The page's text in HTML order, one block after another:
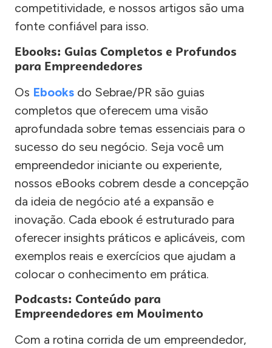
competitividade, e nossos artigos são uma
fonte confiável para isso.
Ebooks: Guias Completos e Profundos
para Empreendedores
Os Ebooks do Sebrae/PR são guias
completos que oferecem uma visão
aprofundada sobre temas essenciais para o
sucesso do seu negócio. Seja você um
empreendedor iniciante ou experiente,
nossos eBooks cobrem desde a concepção
da ideia de negócio até a expansão e
inovação. Cada ebook é estruturado para
oferecer insights práticos e aplicáveis, com
exemplos reais e exercícios que ajudam a
colocar o conhecimento em prática.
Podcasts: Conteúdo para
Empreendedores em Movimento
Com a rotina corrida de um empreendedor,